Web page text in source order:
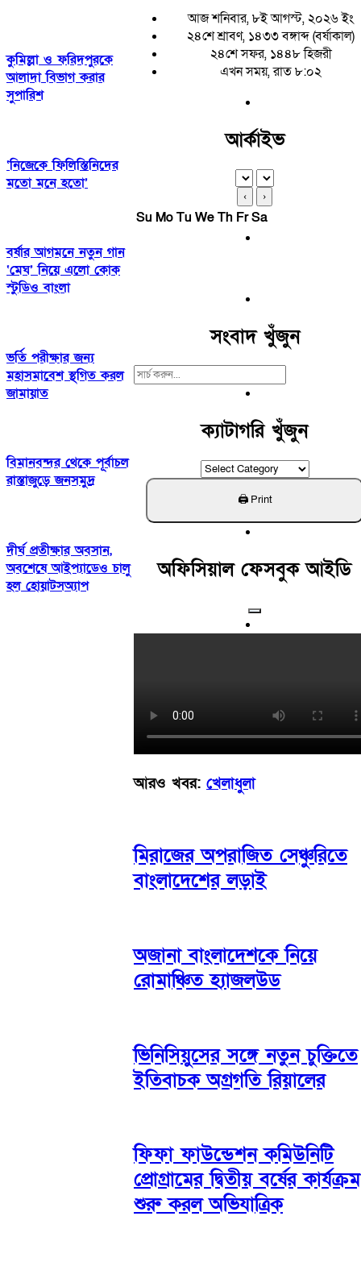
কুমিল্লা ও ফরিদপুরকে
আলাদা বিভাগ করার
সুপারিশ
‘নিজেকে ফিলিস্তিনিদের
মতো মনে হতো’
বর্ষার আগমনে নতুন গান
‘মেঘ’ নিয়ে এলো কোক
স্টুডিও বাংলা
ভর্তি পরীক্ষার জন্য
মহাসমাবেশ স্থগিত করল
জামায়াত
বিমানবন্দর থেকে পূর্বাচল
রাস্তাজুড়ে জনসমুদ্র
দীর্ঘ প্রতীক্ষার অবসান,
অবশেষে আইপ্যাডেও চালু
হল হোয়াটসঅ্যাপ
আজ শনিবার, ৮ই আগস্ট, ২০২৬ ইং
২৪শে শ্রাবণ, ১৪৩৩ বঙ্গাব্দ (বর্ষাকাল)
২৪শে সফর, ১৪৪৮ হিজরী
এখন সময়, রাত ৮:০২
আর্কাইভ
‹ ›
Su MoTu WeTh FrSa
সংবাদ খুঁজুন
Search
ক্যাটাগরি খুঁজুন
ক্যাটাগরি
খুঁজুন
অফিসিয়াল ফেসবুক আইডি
আরও খবর: খেলাধুলা
মিরাজের অপরাজিত সেঞ্চুরিতে
বাংলাদেশের লড়াই
অজানা বাংলাদেশকে নিয়ে
রোমাঞ্চিত হ্যাজলউড
ভিনিসিয়ুসের সঙ্গে নতুন চুক্তিতে
ইতিবাচক অগ্রগতি রিয়ালের
ফিফা ফাউন্ডেশন কমিউনিটি
প্রোগ্রামের দ্বিতীয় বর্ষের কার্যক্রম
শুরু করল অভিযাত্রিক